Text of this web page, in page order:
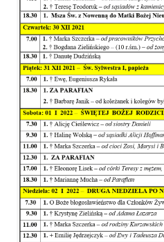
Vademecum
Wspólnoty parafialne
Katecheza parafialna
Niezbędnik Katolika
Kaplica Adoracji
Pracownicy
e-Katolik
Nabożeństwa
Nabożeństwa różne